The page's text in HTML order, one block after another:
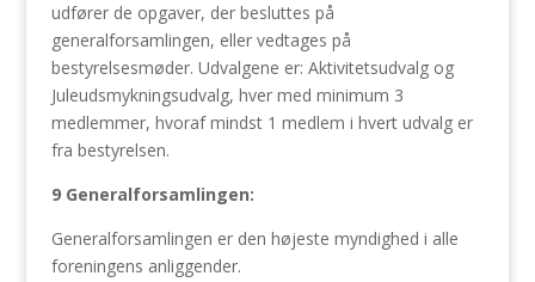
udfører de opgaver, der besluttes på
generalforsamlingen, eller vedtages på
bestyrelsesmøder. Udvalgene er: Aktivitetsudvalg og
Juleudsmykningsudvalg, hver med minimum 3
medlemmer, hvoraf mindst 1 medlem i hvert udvalg er
fra bestyrelsen.
9 Generalforsamlingen:
Generalforsamlingen er den højeste myndighed i alle
foreningens anliggender.